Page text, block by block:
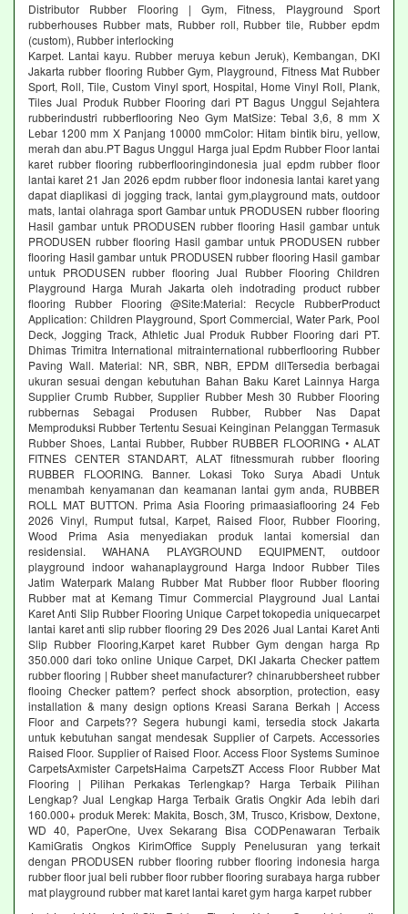
Distributor Rubber Flooring | Gym, Fitness, Playground Sport
rubberhouses Rubber mats, Rubber roll, Rubber tile, Rubber epdm
(custom), Rubber interlocking
Karpet. Lantai kayu. Rubber meruya kebun Jeruk), Kembangan, DKI
Jakarta rubber flooring Rubber Gym, Playground, Fitness Mat Rubber
Sport, Roll, Tile, Custom Vinyl sport, Hospital, Home Vinyl Roll, Plank,
Tiles Jual Produk Rubber Flooring dari PT Bagus Unggul Sejahtera
rubberindustri rubberflooring Neo Gym MatSize: Tebal 3,6, 8 mm X
Lebar 1200 mm X Panjang 10000 mmColor: Hitam bintik biru, yellow,
merah dan abu.PT Bagus Unggul Harga jual Epdm Rubber Floor lantai
karet rubber flooring rubberflooringindonesia jual epdm rubber floor
lantai karet 21 Jan 2026 epdm rubber floor indonesia lantai karet yang
dapat diaplikasi di jogging track, lantai gym,playground mats, outdoor
mats, lantai olahraga sport Gambar untuk PRODUSEN rubber flooring
Hasil gambar untuk PRODUSEN rubber flooring Hasil gambar untuk
PRODUSEN rubber flooring Hasil gambar untuk PRODUSEN rubber
flooring Hasil gambar untuk PRODUSEN rubber flooring Hasil gambar
untuk PRODUSEN rubber flooring Jual Rubber Flooring Children
Playground Harga Murah Jakarta oleh indotrading product rubber
flooring Rubber Flooring @Site:Material: Recycle RubberProduct
Application: Children Playground, Sport Commercial, Water Park, Pool
Deck, Jogging Track, Athletic Jual Produk Rubber Flooring dari PT.
Dhimas Trimitra International mitrainternational rubberflooring Rubber
Paving Wall. Material: NR, SBR, NBR, EPDM dllTersedia berbagai
ukuran sesuai dengan kebutuhan Bahan Baku Karet Lainnya Harga
Supplier Crumb Rubber, Supplier Rubber Mesh 30 Rubber Flooring
rubbernas Sebagai Produsen Rubber, Rubber Nas Dapat
Memproduksi Rubber Tertentu Sesuai Keinginan Pelanggan Termasuk
Rubber Shoes, Lantai Rubber, Rubber RUBBER FLOORING • ALAT
FITNES CENTER STANDART, ALAT fitnessmurah rubber flooring
RUBBER FLOORING. Banner. Lokasi Toko Surya Abadi Untuk
menambah kenyamanan dan keamanan lantai gym anda, RUBBER
ROLL MAT BUTTON. Prima Asia Flooring primaasiaflooring 24 Feb
2026 Vinyl, Rumput futsal, Karpet, Raised Floor, Rubber Flooring,
Wood Prima Asia menyediakan produk lantai komersial dan
residensial. WAHANA PLAYGROUND EQUIPMENT, outdoor
playground indoor wahanaplayground Harga Indoor Rubber Tiles
Jatim Waterpark Malang Rubber Mat Rubber floor Rubber flooring
Rubber mat at Kemang Timur Commercial Playground Jual Lantai
Karet Anti Slip Rubber Flooring Unique Carpet tokopedia uniquecarpet
lantai karet anti slip rubber flooring 29 Des 2026 Jual Lantai Karet Anti
Slip Rubber Flooring,Karpet karet Rubber Gym dengan harga Rp
350.000 dari toko online Unique Carpet, DKI Jakarta Checker pattem
rubber flooring | Rubber sheet manufacturer? chinarubbersheet rubber
flooing Checker pattem? perfect shock absorption, protection, easy
installation & many design options Kreasi Sarana Berkah | Access
Floor and Carpets?? Segera hubungi kami, tersedia stock Jakarta
untuk kebutuhan sangat mendesak Supplier of Carpets. Accessories
Raised Floor. Supplier of Raised Floor. Access Floor Systems Suminoe
CarpetsAxmister CarpetsHaima CarpetsZT Access Floor Rubber Mat
Flooring | Pilihan Perkakas Terlengkap? Harga Terbaik Pilihan
Lengkap? Jual Lengkap Harga Terbaik Gratis Ongkir Ada lebih dari
160.000+ produk Merek: Makita, Bosch, 3M, Trusco, Krisbow, Dextone,
WD 40, PaperOne, Uvex Sekarang Bisa CODPenawaran Terbaik
KamiGratis Ongkos KirimOffice Supply Penelusuran yang terkait
dengan PRODUSEN rubber flooring rubber flooring indonesia harga
rubber floor jual beli rubber floor rubber flooring surabaya harga rubber
mat playground rubber mat karet lantai karet gym harga karpet rubber